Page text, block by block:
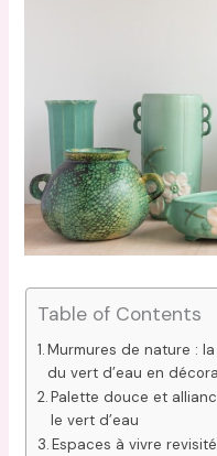
Table of Contents
Murmures de nature :
du vert d’eau en
Palette douce et
le vert d’eau
Espaces à vivre